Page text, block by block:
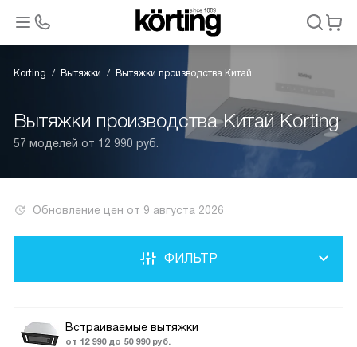
Korting Вытяжки Вытяжки производства Китай
Вытяжки производства Китай Korting
57 моделей от 12 990 руб.
Обновление цен от 9 августа 2026
Встраиваемые вытяжки
от 12 990 до 50 990 руб.
ФИЛЬТР